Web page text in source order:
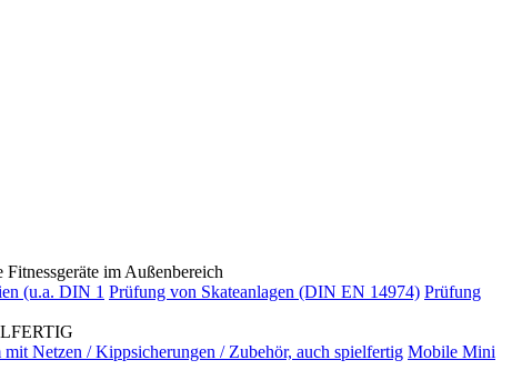
im Außenbereich
(u.a. DIN 1 Prüfung von Skateanlagen (DIN EN 14974) Prüfung
Netzen / Kippsicherungen / Zubehör, auch spielfertig Mobile Mini